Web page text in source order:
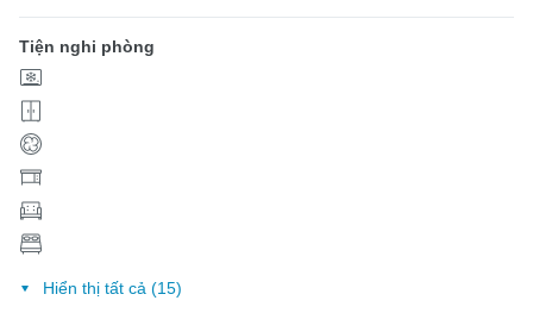
Tiện nghi phòng
Hiển thị tất cả (15)